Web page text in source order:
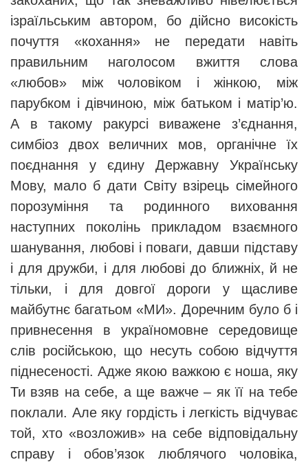
ізраїльським автором, бо дійсно високість
почуття «кохання» не передати навіть
правильним наголосом вжиття слова
«любов» між чоловіком і жінкою, між
парубком і дівчиною, між батьком і матір’ю.
А в такому ракурсі виважене з’єднання,
симбіоз двох величних мов, органічне їх
поєднання у єдину Державну Українську
Мову, мало б дати Світу взірець сімейного
порозуміння та родинного виховання
наступних поколінь прикладом взаємного
шанування, любові і поваги, давши підставу
і для дружби, і для любові до ближніх, й не
тільки, і для довгої дороги у щасливе
майбутнє багатьом «МИ». Доречним було б і
привнесення в україномовне середовище
слів російською, що несуть собою відчуття
піднесеності. Адже якою важкою є ноша, яку
Ти взяв на себе, а ще важче – як її на тебе
поклали. Але яку гордість і легкість відчуває
той, хто «возложив» на себе відповідальну
справу і обов’язок люблячого чоловіка,